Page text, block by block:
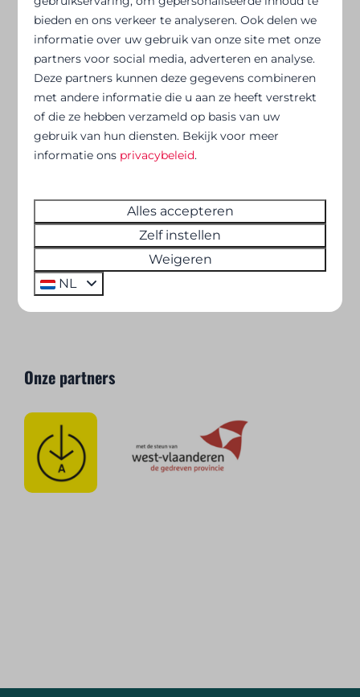
toegankelijke vakantie aan zee!
Waar kunt u ons vinden?
Adres:Koning Albert-I-laan 59, 8370
Telefoonnummer:+32(0)50 43 21 11
blankenberge@florealgroup.be
Neem contact met ons op
Onze partners
bieden en ons verkeer te analyseren. Ook delen we
informatie over uw gebruik van onze site met onze
partners voor social media, adverteren en analyse.
Deze partners kunnen deze gegevens combineren
met andere informatie die u aan ze heeft verstrekt
of die ze hebben verzameld op basis van uw
gebruik van hun diensten. Bekijk voor meer
informatie ons privacybeleid.
Alles accepteren
Zelf instellen
Weigeren
NL